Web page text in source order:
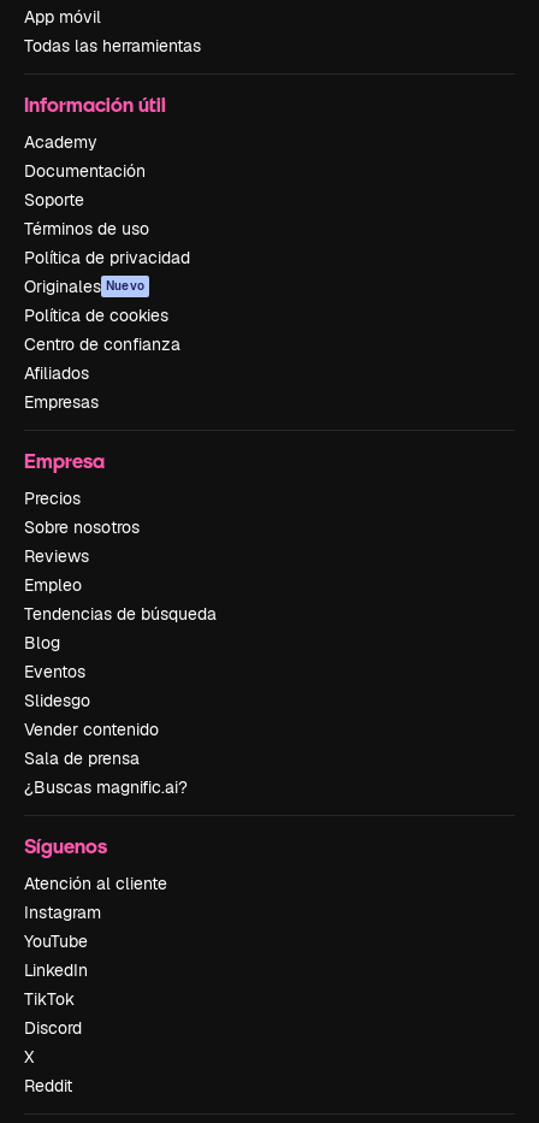
App móvil
Todas las herramientas
Información útil
Academy
Documentación
Soporte
Términos de uso
Política de privacidad
Originales Nuevo
Política de cookies
Centro de confianza
Afiliados
Empresas
Empresa
Precios
Sobre nosotros
Reviews
Empleo
Tendencias de búsqueda
Blog
Eventos
Slidesgo
Vender contenido
Sala de prensa
¿Buscas magnific.ai?
Síguenos
Atención al cliente
Instagram
YouTube
LinkedIn
TikTok
Discord
X
Reddit